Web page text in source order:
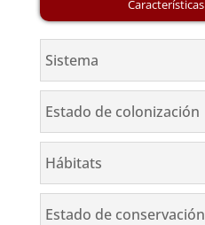
Sistema
Estado de colonización
Hábitats
Estado de conservación